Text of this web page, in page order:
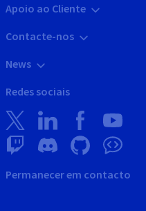
Apoio ao Cliente
Contacte-nos
News
Redes sociais
Permanecer em contacto